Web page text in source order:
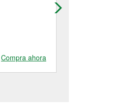
Compra ahora